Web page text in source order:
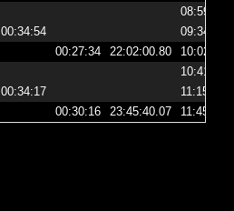
08:59:32
00:34:54
09:34:26
00:27:34 22:02:00.80
10:02:00
10:41:06
00:34:17
11:15:23
00:30:16 23:45:40.07 11:45:40